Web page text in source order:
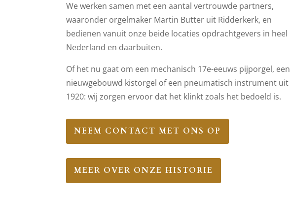
We werken samen met een aantal vertrouwde partners,
waaronder orgelmaker Martin Butter uit Ridderkerk, en
bedienen vanuit onze beide locaties opdrachtgevers in heel
Nederland en daarbuiten.
Of het nu gaat om een mechanisch 17e-eeuws pijporgel, een
nieuwgebouwd kistorgel of een pneumatisch instrument uit
1920: wij zorgen ervoor dat het klinkt zoals het bedoeld is.
NEEM CONTACT MET ONS OP
MEER OVER ONZE HISTORIE